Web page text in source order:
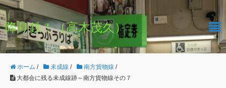
降り鉄！（高木茂久）
ホーム / 未成線 / 南方貨物線 /
大都会に残る未成線跡～南方貨物線その７